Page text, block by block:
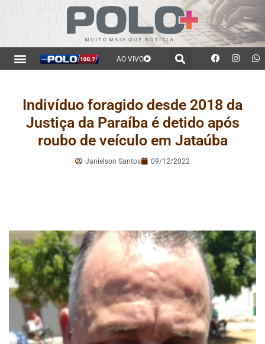
AO VIVO
Indivíduo foragido desde 2018 da
Justiça da Paraíba é detido após
roubo de veículo em Jataúba
Janielson Santos 09/12/2022